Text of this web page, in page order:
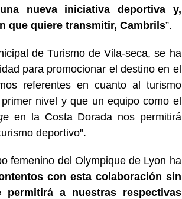
nueva iniciativa deportiva y,
que quiere transmitir, Cambrils”.
de Turismo de Vila-seca, se ha
para promocionar el destino en el
referentes en cuanto al turismo
nivel y que un equipo como el
en la Costa Dorada nos permitirá
deportivo".
femenino del Olympique de Lyon ha
con esta colaboración sin
a nuestras respectivas